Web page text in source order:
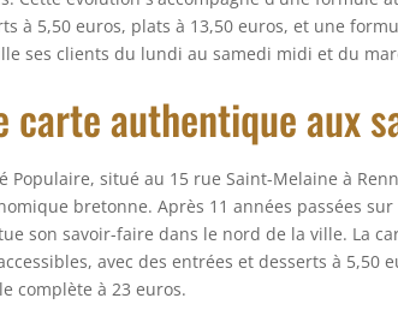
à 5,50 euros, plats à 13,50 euros, et une
ses clients du lundi au samedi midi et du
carte authentique aux
Populaire, situé au 15 rue Saint-Melaine à
bretonne. Après 11 années passées
son savoir-faire dans le nord de la ville. La
avec des entrées et desserts à 5,50
complète à 23 euros.